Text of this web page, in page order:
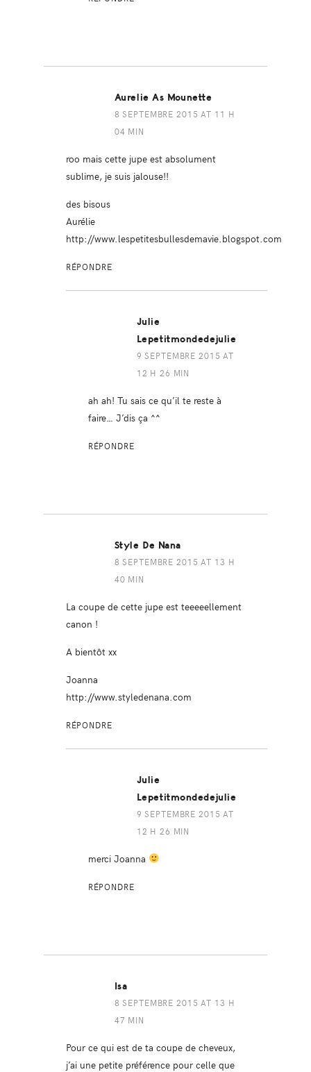
Aurelie As Mounette
8 SEPTEMBRE 2015 AT 11 H
04 MIN
roo mais cette jupe est absolument
sublime, je suis jalouse!!
des bisous
Aurélie
http://www.lespetitesbullesdemavie.blogspot.com
RÉPONDRE
Julie
Lepetitmondedejulie
9 SEPTEMBRE 2015 AT
12 H 26 MIN
ah ah! Tu sais ce qu’il te reste à
faire… J’dis ça ^^
RÉPONDRE
Style De Nana
8 SEPTEMBRE 2015 AT 13 H
40 MIN
La coupe de cette jupe est teeeeellement
canon !
A bientôt xx
Joanna
http://www.styledenana.com
RÉPONDRE
Julie
Lepetitmondedejulie
9 SEPTEMBRE 2015 AT
12 H 26 MIN
merci Joanna
RÉPONDRE
Isa
8 SEPTEMBRE 2015 AT 13 H
47 MIN
Pour ce qui est de ta coupe de cheveux,
j’ai une petite préférence pour celle que